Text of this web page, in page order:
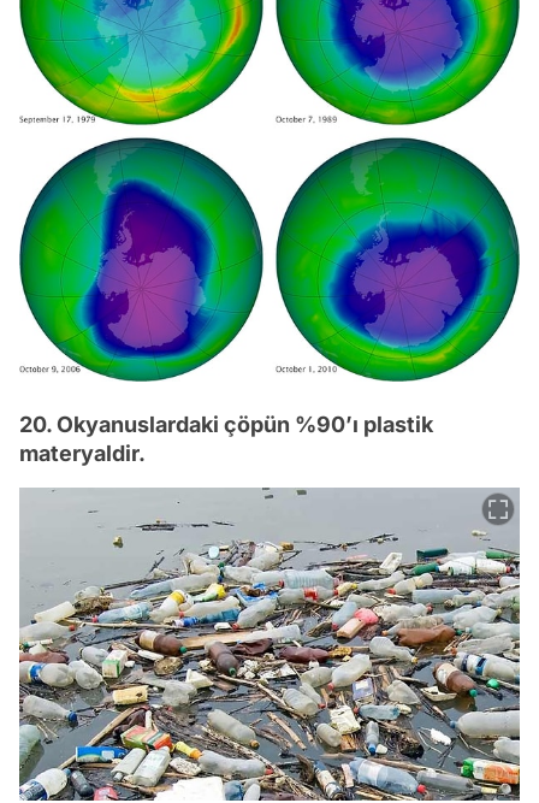
20. Okyanuslardaki çöpün %90’ı plastik
materyaldir.